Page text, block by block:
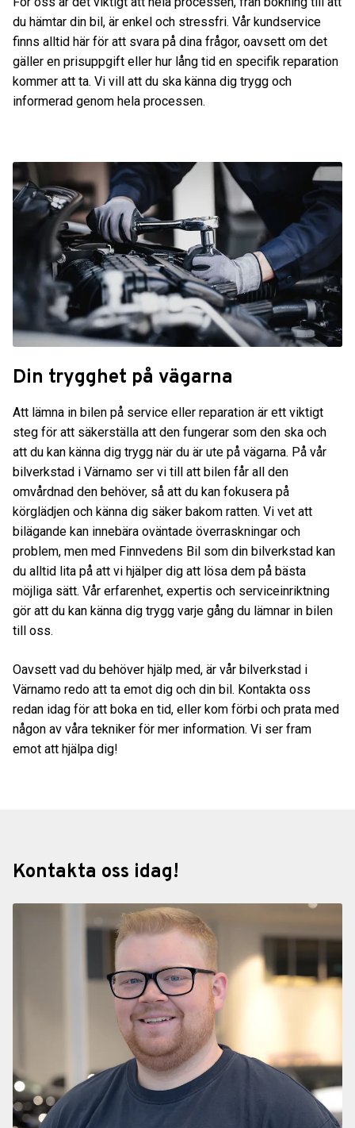
du hämtar din bil, är enkel och stressfri. Vår kundservice
finns alltid här för att svara på dina frågor, oavsett om det
gäller en prisuppgift eller hur lång tid en specifik reparation
kommer att ta. Vi vill att du ska känna dig trygg och
informerad genom hela processen.
Din trygghet på vägarna
Att lämna in bilen på service eller reparation är ett viktigt
steg för att säkerställa att den fungerar som den ska och
att du kan känna dig trygg när du är ute på vägarna. På vår
bilverkstad i Värnamo ser vi till att bilen får all den
omvårdnad den behöver, så att du kan fokusera på
körglädjen och känna dig säker bakom ratten. Vi vet att
bilägande kan innebära oväntade överraskningar och
problem, men med Finnvedens Bil som din bilverkstad kan
du alltid lita på att vi hjälper dig att lösa dem på bästa
möjliga sätt. Vår erfarenhet, expertis och serviceinriktning
gör att du kan känna dig trygg varje gång du lämnar in bilen
till oss.
Oavsett vad du behöver hjälp med, är vår bilverkstad i
Värnamo redo att ta emot dig och din bil. Kontakta oss
redan idag för att boka en tid, eller kom förbi och prata med
någon av våra tekniker för mer information. Vi ser fram
emot att hjälpa dig!
Kontakta oss idag!